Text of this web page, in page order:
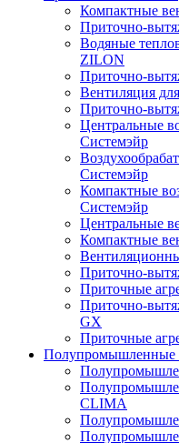
Компактные
Приточно-
Водяные
ZILON
Приточно-
Вентиляция
Приточно-
Центральные
Системэйр
Системэйр
Компактные
Системэйр
Центральные
Компактные
Приточно-
Приточные
Приточно-
GX
Приточные
Полупромышленные
CLIMA